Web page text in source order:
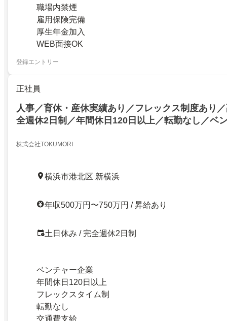
職場内禁煙
雇用保険完備
厚生年金加入
WEB面接OK
登録エントリー
正社員
人事／育休・産休実績あり／フレックス制度あり
全週休2日制／年間休日120日以上／転勤なし／ベ
株式会社TOKUMORI
横浜市港北区 新横浜
年収500万円〜750万円 / 昇給あり
土日休み / 完全週休2日制
ベンチャー企業
年間休日120日以上
フレックスタイム制
転勤なし
交通費支給